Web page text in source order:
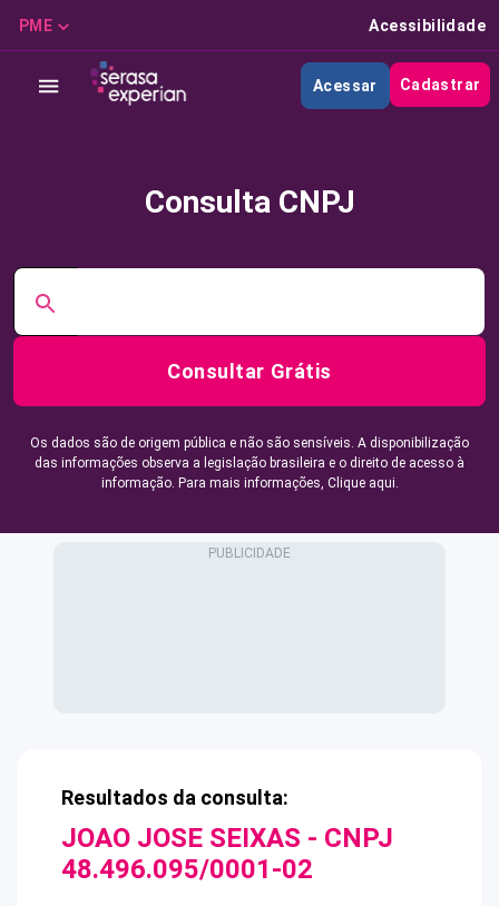
PME Acessibilidade
Acessar Cadastrar
Consulta CNPJ
Consultar Grátis
Os dados são de origem pública e não são sensíveis. A disponibilização
das informações observa a legislação brasileira e o direito de acesso à
informação. Para mais informações, Clique aqui.
Resultados da consulta:
JOAO JOSE SEIXAS - CNPJ
48.496.095/0001-02